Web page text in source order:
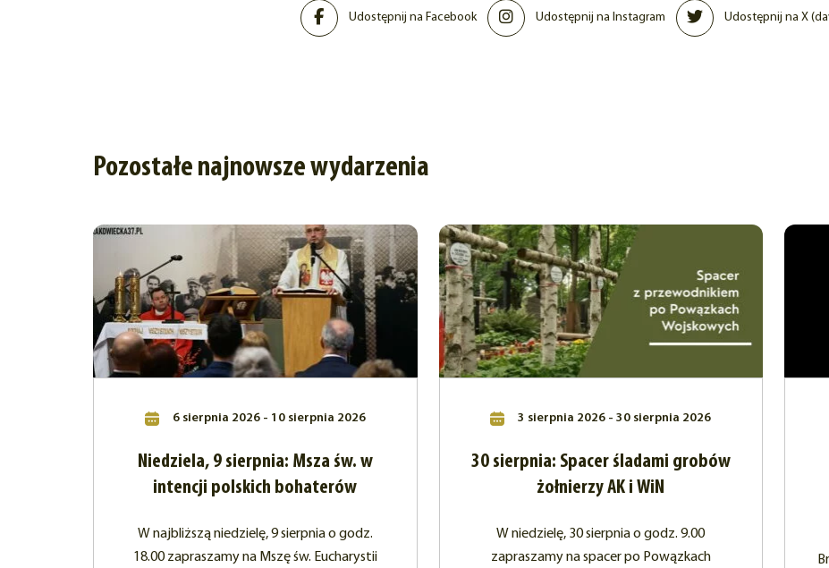
Udostępnij na Facebook Udostępnij na Instagram Udostępnij na X
Pozostałe najnowsze wydarzenia
6 sierpnia 2026 - 10 sierpnia 2026
Niedziela, 9 sierpnia: Msza św. w
intencji polskich bohaterów
W najbliższą niedzielę, 9 sierpnia o godz.
18.00 zapraszamy na Mszę św. Eucharystii
3 sierpnia 2026 - 30 sierpnia 2026
30 sierpnia: Spacer śladami grobów
żołnierzy AK i WiN
W niedzielę, 30 sierpnia o godz. 9.00
zapraszamy na spacer po Powązkach